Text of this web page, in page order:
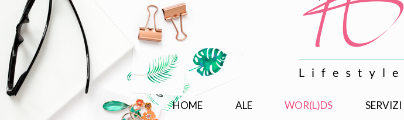
HOME ALE WOR(L)DS SERVIZI